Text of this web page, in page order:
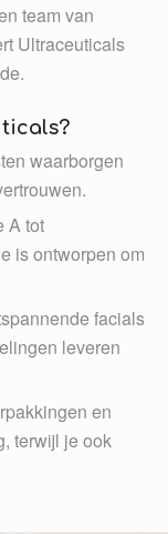
team van
Ultraceuticals
waarborgen
A tot
is ontworpen om
facials
leveren
en
terwijl je ook